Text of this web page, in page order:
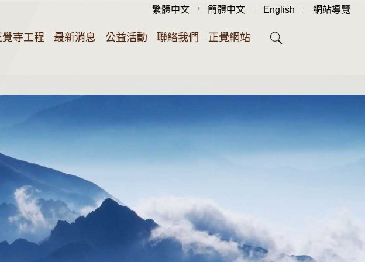
繁體中文 簡體中文 English 網站導覽
覺寺工程 最新消息 公益活動 聯絡我們 正覺網站